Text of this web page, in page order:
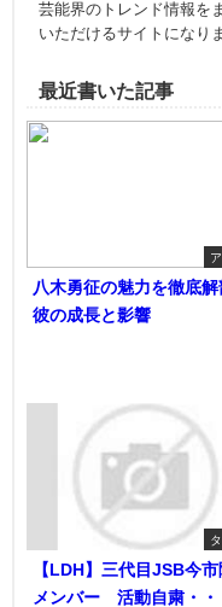
芸能界のトレンド情報を
いただけるサイトになり
最近書いた記事
八木勇征の魅力を徹底解
彼の成長と影響
【LDH】三代目JSB今市
メンバー 活動自粛・・